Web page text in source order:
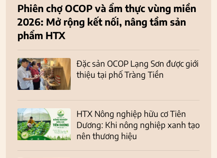
Phiên chợ OCOP và ẩm thực vùng miền
2026: Mở rộng kết nối, nâng tầm sản
phẩm HTX
Đặc sản OCOP Lạng Sơn được giới
thiệu tại phố Tràng Tiền
HTX Nông nghiệp hữu cơ Tiên
Dương: Khi nông nghiệp xanh tạo
nên thương hiệu